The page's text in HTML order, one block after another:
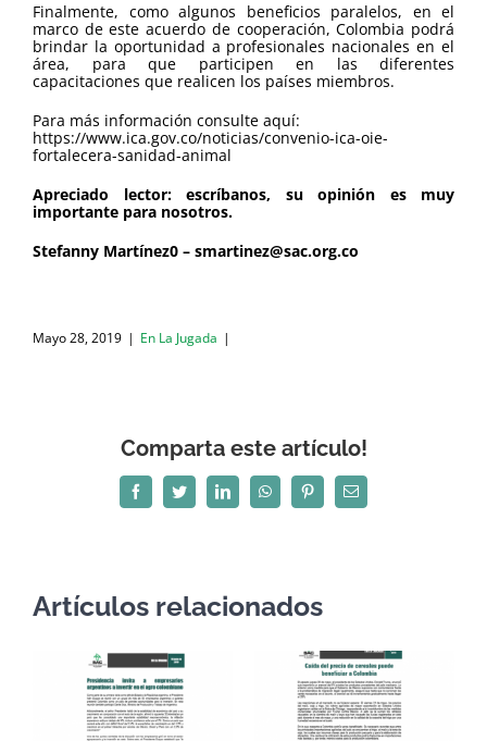
Finalmente, como algunos beneficios paralelos, en el
marco de este acuerdo de cooperación, Colombia podrá
brindar la oportunidad a profesionales nacionales en el
área, para que participen en las diferentes
capacitaciones que realicen los países miembros.
Para más información consulte aquí:
https://www.ica.gov.co/noticias/convenio-ica-oie-
fortalecera-sanidad-animal
Apreciado lector: escríbanos, su opinión es muy
importante para nosotros.
Stefanny Martínez0 – smartinez@sac.org.co
Mayo 28, 2019 | En La Jugada |
Comparta este artículo!
FacebookTwitterLinkedInWhatsAppPinterestCorreo
electrónico
Artículos relacionados